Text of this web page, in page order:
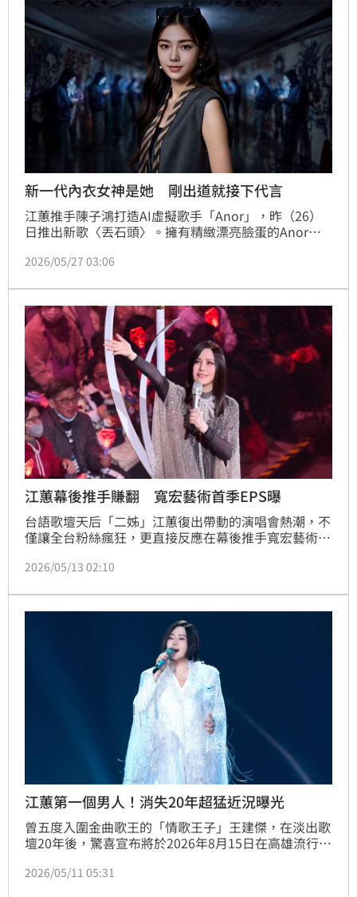
新一代內衣女神是她 剛出道就接下代言
江蕙推手陳子鴻打造AI虛擬歌手「Anor」，昨（26）
日推出新歌〈丟石頭〉。擁有精緻漂亮臉蛋的Anor，
體動作與神情細節，皮膚細膩到宛如真實藝人近距離拍
灣內衣品牌首位虛擬代言人，結合創新的AI智能3D體
態管理，打破次元界線。
2026/05/27 03:06
江蕙幕後推手賺翻 寬宏藝術首季EPS曝
台語歌壇天后「二姊」江蕙復出帶動的演唱會熱潮，不
僅讓全台粉絲瘋狂，更直接反應在幕後推手寬宏藝術
正式公告115年度第一季合併財務報告，數據一出令市
於母公司業主更是衝上7,911萬元，換算下來，單季基
本每股盈餘（EPS）直接噴發來到2.08元。
2026/05/13 02:10
江蕙第一個男人！消失20年超猛近況曝光
曾五度入圍金曲歌王的「情歌王子」王建傑，在淡出歌
壇20年後，驚喜宣布將於2026年8月15日在高雄流行音
天后江蕙的首位合唱男歌手，王建傑將帶領歌迷重溫藍
2026/05/11 05:31